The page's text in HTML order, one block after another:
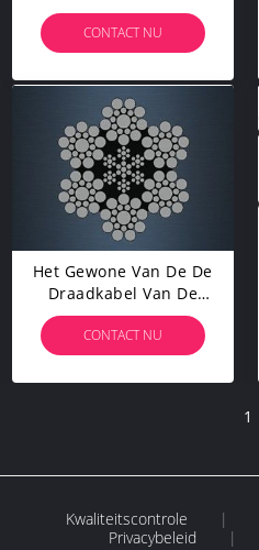
Boren Weerstand De Op
Hoge Temperatuur Van
De Draadkabel
CONTACT NU
Het Gewone Van De De
Draadkabel Van De
Torenkraan Legt
Schuringsweerstand Met
Staalkern
CONTACT NU
1
Kwaliteitscontrole |
Privacybeleid
|